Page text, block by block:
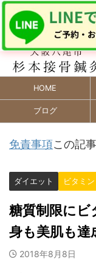
HOME
ブログ
免責事項この記
ダイエット ビタミン
糖質制限にビ
身も美肌も達
2018年8月8日